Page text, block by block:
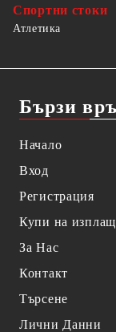
Спортни стоки
Атлетика
Бързи
Начало
Вход
Регистрация
Купи на
За Нас
Контакт
Търсене
Лични Данни